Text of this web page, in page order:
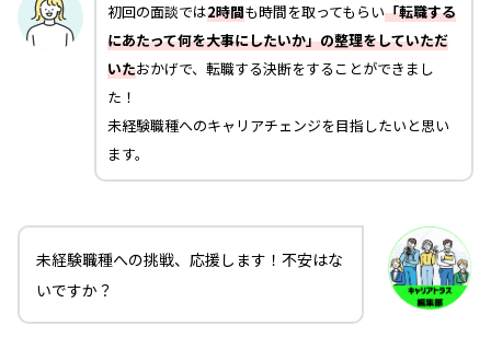
初回の面談では2時間も時間を取ってもらい「転職する
にあたって何を大事にしたいか」の整理をしていただ
いたおかげで、転職する決断をすることができまし
た！
未経験職種へのキャリアチェンジを目指したいと思い
ます。
未経験職種への挑戦、応援します！不安はな
いですか？